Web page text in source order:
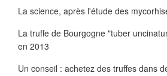
La science, après l'étude des
La truffe de Bourgogne "tuber
en 2013
Un conseil : achetez des truffes dans